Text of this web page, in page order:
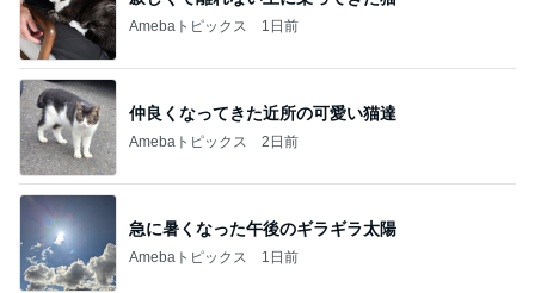
Amebaトピックス 1日前
仲良くなってきた近所の可愛い猫達
Amebaトピックス 2日前
急に暑くなった午後のギラギラ太陽
Amebaトピックス 1日前